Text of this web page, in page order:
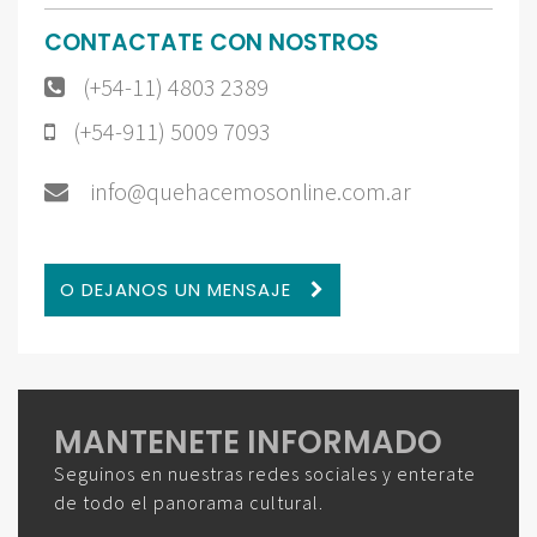
CONTACTATE CON NOSTROS
(+54-11) 4803 2389
(+54-911) 5009 7093
info@quehacemosonline.com.ar
O DEJANOS UN MENSAJE
MANTENETE INFORMADO
Seguinos en nuestras redes sociales y enterate
de todo el panorama cultural.